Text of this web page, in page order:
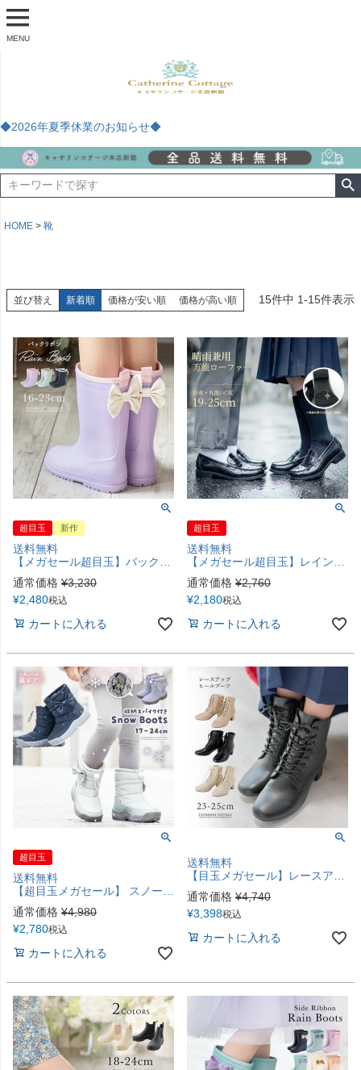
MENU
◆2026年夏季休業のお知らせ◆
HOME 靴
並び替え 新着順 価格が安い順 価格が高い順 15件中 1-15件表示
超目玉 新作
送料無料
【メガセール超目玉】バックリボンレインブーツ 長靴 レインブーツ キッズ 女の子 子供 キャサリンコテージ TAK
通常価格 ¥3,230
¥2,480税込
カートに入れる
超目玉
送料無料
【メガセール超目玉】レインローファー レイングッズ 長靴 晴雨兼用 ローファー 学生 通学 通勤 防水 雨靴 レインシューズ キッズ ジュニア レディース キャサリンコテージ TAK
通常価格 ¥2,760
¥2,180税込
カートに入れる
超目玉
送料無料
【超目玉メガセール】 スノーブーツ 収納式スパイク付き 女の子 カジュアルブーツ ウィンターブーツ キッズ ジュニア 防滑 防寒靴 雪 雪靴 ミドル丈 裏起毛 キャサリンコテージ TAK
通常価格 ¥4,980
¥2,780税込
カートに入れる
送料無料
【目玉メガセール】レースアップヒールブーツ 袴ブーツ 編み上げブーツ 太めヒール 5cmヒール 8ホール 黒 ベージュ 和装 履物 フォーマル カジュアル 女の子 キッズ ジュニア 小学生 中学生 高校生 大学生 レディース TAK キャサリンコテージ
通常価格 ¥4,740
¥3,398税込
カートに入れる